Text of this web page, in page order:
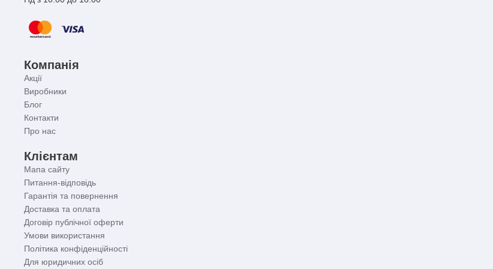
Компанія
Акції
Виробники
Блог
Контакти
Про нас
Клієнтам
Мапа сайту
Питання-відповідь
Гарантія та повернення
Доставка та оплата
Договір публічної оферти
Умови використання
Політика конфіденційності
Для юридичних осіб